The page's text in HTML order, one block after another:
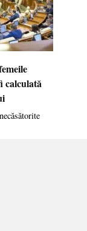
calculată